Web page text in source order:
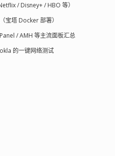
/ Disney+ / HBO 等）
塔 Docker 部署）
/ AMH 等主流面板汇总
的一键网络测试